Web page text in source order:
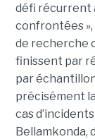
défi récurrent
confrontées
de recherche
finissent par
par
précisément
cas
Bellamkonda,